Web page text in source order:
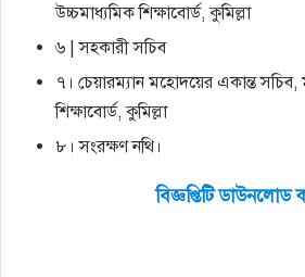
উচ্চমাধ্যমিক শিক্ষাবোর্ড, কুমিল্লা
৬ | সহকারী সচিব
৭। চেয়ারম্যান মহোদয়ের একান্ত
শিক্ষাবোর্ড, কুমিল্লা
৮। সংরক্ষণ নথি।
বিজ্ঞপ্তিটি ডাউনলোড